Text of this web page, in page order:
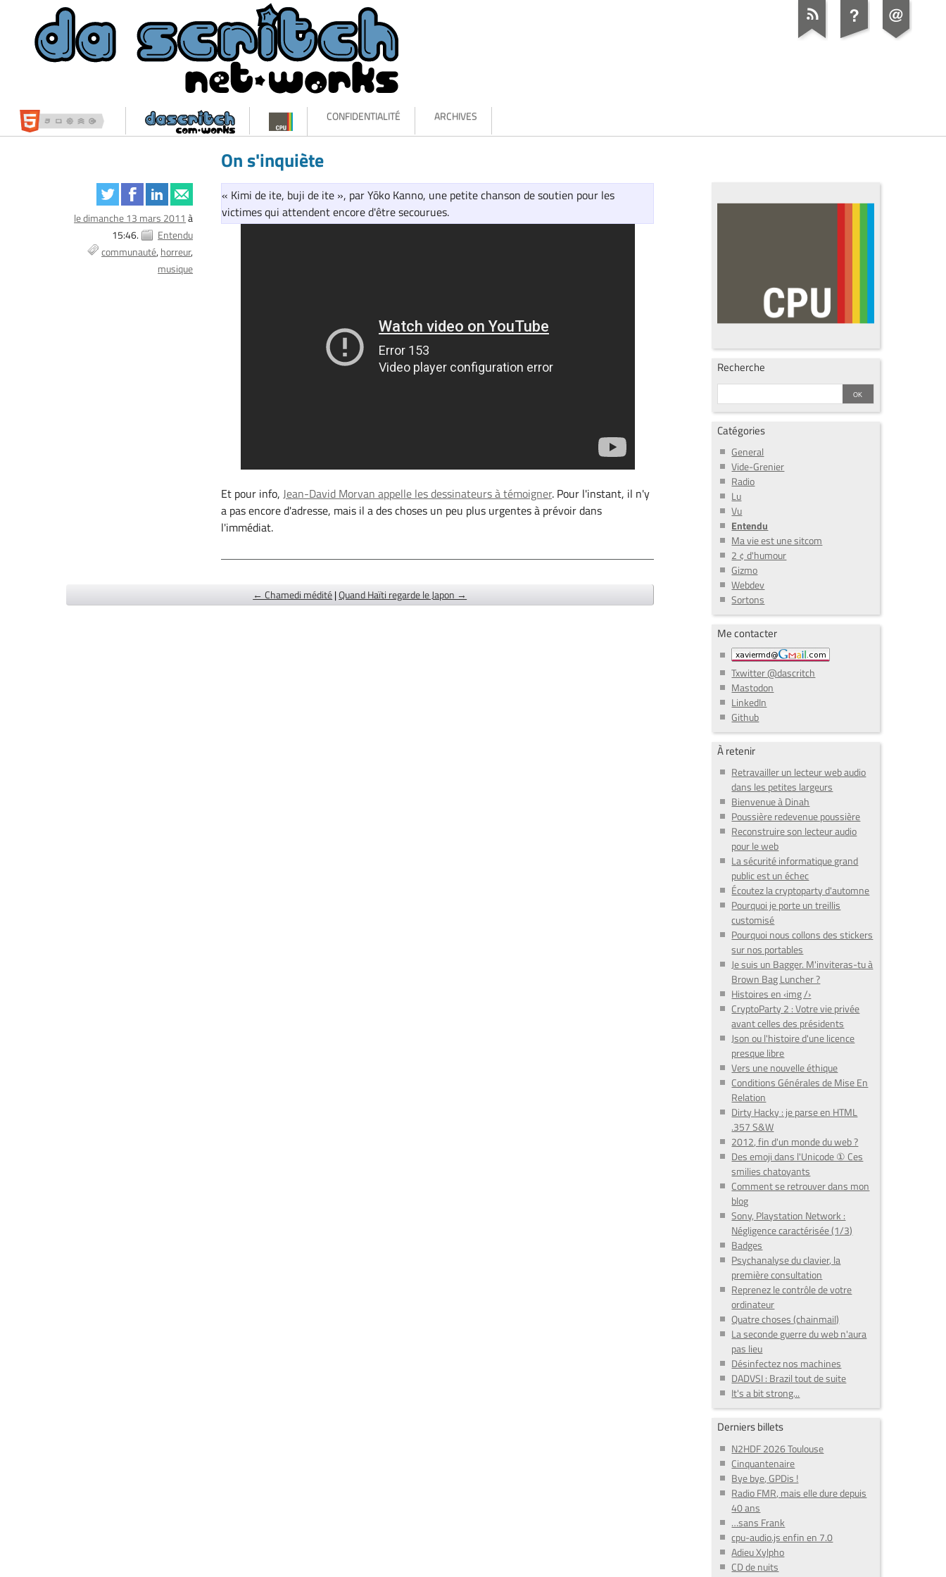
CONFIDENTIALITÉ ARCHIVES
On s'inquiète
le dimanche 13 mars 2011 à
15:46.
Entendu
communauté horreur
musique
« Kimi de ite, buji de ite », par Yōko Kanno, une petite chanson de soutien pour les
victimes qui attendent encore d'être secourues.
Et pour info,Jean-David Morvan appelle les dessinateurs à témoigner. Pour l'instant, il n'y
a pas encore d'adresse, mais il a des choses un peu plus urgentes à prévoir dans
l'immédiat.
← Chamedi médité|Quand Haïti regarde le Japon →
Recherche
Catégories
General
Vide-Grenier
Radio
Lu
Vu
Entendu
Ma vie est une sitcom
2 ¢ d'humour
Gizmo
Webdev
Sortons
Me contacter
Txwitter @dascritch
Mastodon
LinkedIn
Github
À retenir
Retravailler un lecteur web audio
dans les petites largeurs
Bienvenue à Dinah
Poussière redevenue poussière
Reconstruire son lecteur audio
pour le web
La sécurité informatique grand
public est un échec
Écoutez la cryptoparty d'automne
Pourquoi je porte un treillis
customisé
Pourquoi nous collons des stickers
sur nos portables
Je suis un Bagger. M'inviteras-tu à
Brown Bag Luncher ?
Histoires en ‹img /›
CryptoParty 2 : Votre vie privée
avant celles des présidents
Json ou l'histoire d'une licence
presque libre
Vers une nouvelle éthique
Conditions Générales de Mise En
Relation
Dirty Hacky : je parse en HTML
.357 S&W
2012, fin d'un monde du web ?
Des emoji dans l'Unicode ① Ces
smilies chatoyants
Comment se retrouver dans mon
blog
Sony, Playstation Network :
Négligence caractérisée (1/3)
Badges
Psychanalyse du clavier, la
première consultation
Reprenez le contrôle de votre
ordinateur
Quatre choses (chainmail)
La seconde guerre du web n'aura
pas lieu
Désinfectez nos machines
DADVSI : Brazil tout de suite
It's a bit strong...
Derniers billets
N2HDF 2026 Toulouse
Cinquantenaire
Bye bye, GPDis !
Radio FMR, mais elle dure depuis
40 ans
…sans Frank
cpu-audio.js enfin en 7.0
Adieu Xylpho
CD de nuits